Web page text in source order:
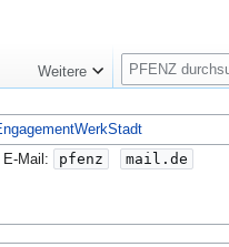
Mail:
pfenz mail.de
Weitere
S
u
c
h
e